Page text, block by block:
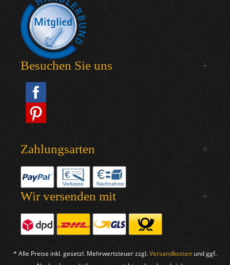
Besuchen Sie uns
Zahlungsarten
Wir versenden mit
* Alle Preise inkl. gesetzl. Mehrwertsteuer zzgl.Versandkosten und ggf.